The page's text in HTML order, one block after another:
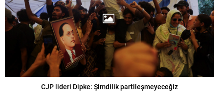
CJP lideri Dipke: Şimdilik partileşmeyeceğiz